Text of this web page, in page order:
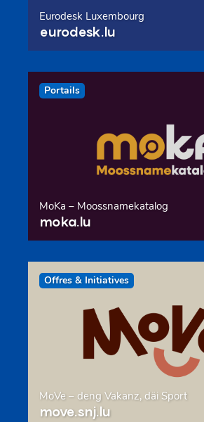
Eurodesk Luxembourg
eurodesk.lu
Portails
MoKa – Moossnamekatalog
moka.lu
Offres & Initiatives
MoVe – deng Vakanz, däi Sport
move.snj.lu